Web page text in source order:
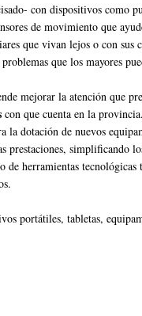
con dispositivos como
de movimiento que
que vivan lejos o con sus
que los mayores
mejorar la atención que
con que cuenta en la
la dotación de nuevos
prestaciones, simplificando
de herramientas
portátiles, tabletas,